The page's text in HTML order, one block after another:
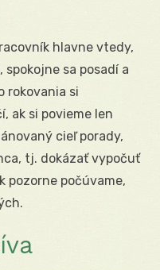
hlavne vtedy,
sa posadí a
rokovania si
ak si povieme len
cieľ porady,
tj. dokázať vypočuť
pozorne počúvame,